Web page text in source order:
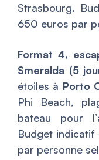
Strasbourg.
650 euros par
Format 4,
Smeralda (5
étoiles à Porto
Phi Beach,
bateau pour
Budget
par personne